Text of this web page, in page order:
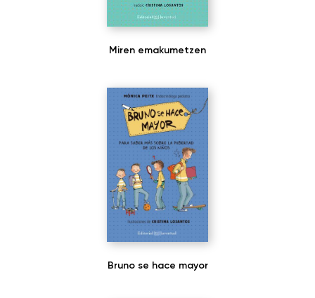
Miren emakumetzen
Bruno se hace mayor